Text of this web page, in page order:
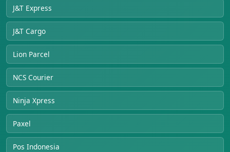
J&T Express
J&T Cargo
Lion Parcel
NCS Courier
Ninja Xpress
Paxel
Pos Indonesia